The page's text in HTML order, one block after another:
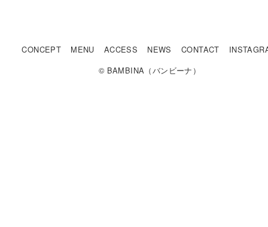
CONCEPT MENU ACCESS NEWS CONTACT
© BAMBINA（バンビーナ）